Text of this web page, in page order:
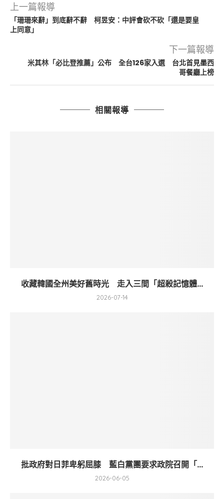
上一篇報導
「珊珊來辭」到底辭不辭 柯昱安：中評會砍不砍「還是要皇
上同意」
下一篇報導
米其林「必比登推薦」公布 全台126家入選 台北首見墨西
哥餐廳上榜
相關報導
收藏韓國全州美好舊時光 走入三間「超殺記憶體...
2026-07-14
批政府對日菲卑躬屈膝 藍白黨團要求政院召開「...
2026-06-05